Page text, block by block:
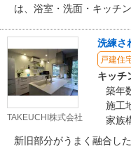
は、浴室・洗面・キ
変更しました。
TAKEUCHI株式会社
洗練さ
戸建住
キッチ
築年
施工
家族
新旧部分がうまく融合し